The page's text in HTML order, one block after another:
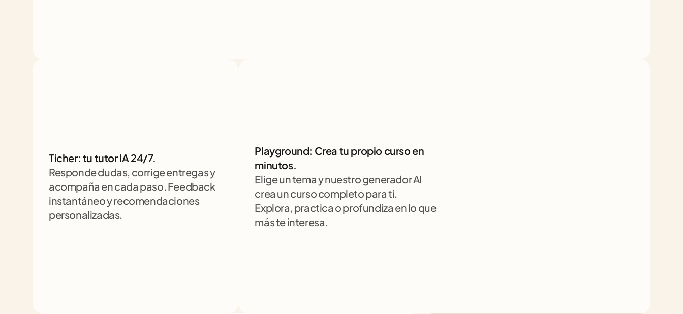
Ticher: tu tutor IA 24/7.
Responde dudas, corrige entregas y
acompaña en cada paso. Feedback
instantáneo y recomendaciones
personalizadas.
Playground: Crea tu propio curso en
minutos.
Elige un tema y nuestro generador AI
crea un curso completo para ti.
Explora, practica o profundiza en lo que
más te interesa.